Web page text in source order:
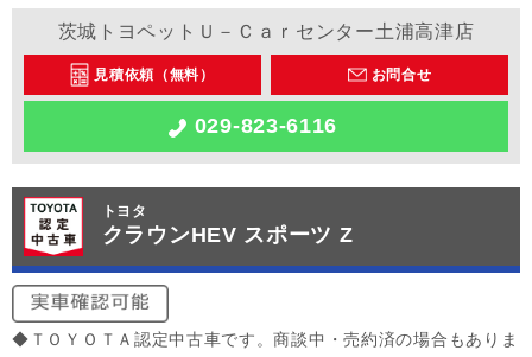
茨城トヨペットＵ－Ｃａｒセンター土浦高津店
見積依頼（無料） お問合せ
029-823-6116
トヨタ
クラウンHEV スポーツ Z
◆ＴＯＹＯＴＡ認定中古車です。商談中・売約済の場合もありま